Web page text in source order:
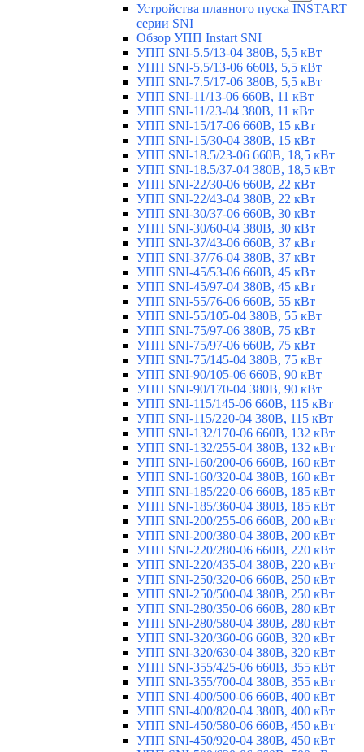
Устройства плавного пуска INSTART
серии SNI
Обзор УПП Instart SNI
УПП SNI-5.5/13-04 380В, 5,5 кВт
УПП SNI-5.5/13-06 660В, 5,5 кВт
УПП SNI-7.5/17-06 380В, 5,5 кВт
УПП SNI-11/13-06 660В, 11 кВт
УПП SNI-11/23-04 380В, 11 кВт
УПП SNI-15/17-06 660В, 15 кВт
УПП SNI-15/30-04 380В, 15 кВт
УПП SNI-18.5/23-06 660В, 18,5 кВт
УПП SNI-18.5/37-04 380В, 18,5 кВт
УПП SNI-22/30-06 660В, 22 кВт
УПП SNI-22/43-04 380В, 22 кВт
УПП SNI-30/37-06 660В, 30 кВт
УПП SNI-30/60-04 380В, 30 кВт
УПП SNI-37/43-06 660В, 37 кВт
УПП SNI-37/76-04 380В, 37 кВт
УПП SNI-45/53-06 660В, 45 кВт
УПП SNI-45/97-04 380В, 45 кВт
УПП SNI-55/76-06 660В, 55 кВт
УПП SNI-55/105-04 380В, 55 кВт
УПП SNI-75/97-06 380В, 75 кВт
УПП SNI-75/97-06 660В, 75 кВт
УПП SNI-75/145-04 380В, 75 кВт
УПП SNI-90/105-06 660В, 90 кВт
УПП SNI-90/170-04 380В, 90 кВт
УПП SNI-115/145-06 660В, 115 кВт
УПП SNI-115/220-04 380В, 115 кВт
УПП SNI-132/170-06 660В, 132 кВт
УПП SNI-132/255-04 380В, 132 кВт
УПП SNI-160/200-06 660В, 160 кВт
УПП SNI-160/320-04 380В, 160 кВт
УПП SNI-185/220-06 660В, 185 кВт
УПП SNI-185/360-04 380В, 185 кВт
УПП SNI-200/255-06 660В, 200 кВт
УПП SNI-200/380-04 380В, 200 кВт
УПП SNI-220/280-06 660В, 220 кВт
УПП SNI-220/435-04 380В, 220 кВт
УПП SNI-250/320-06 660В, 250 кВт
УПП SNI-250/500-04 380В, 250 кВт
УПП SNI-280/350-06 660В, 280 кВт
УПП SNI-280/580-04 380В, 280 кВт
УПП SNI-320/360-06 660В, 320 кВт
УПП SNI-320/630-04 380В, 320 кВт
УПП SNI-355/425-06 660В, 355 кВт
УПП SNI-355/700-04 380В, 355 кВт
УПП SNI-400/500-06 660В, 400 кВт
УПП SNI-400/820-04 380В, 400 кВт
УПП SNI-450/580-06 660В, 450 кВт
УПП SNI-450/920-04 380В, 450 кВт